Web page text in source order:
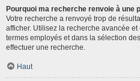
Pourquoi ma recherche renvoie à une
Votre recherche a renvoyé trop de
afficher. Utilisez la recherche avancée
termes employés et dans la sélection
effectuer une recherche.
Haut